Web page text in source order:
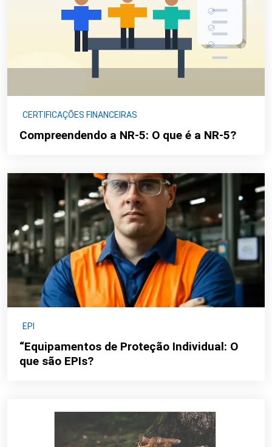
CERTIFICAÇÕES FINANCEIRAS
Compreendendo a NR-5: O que é a NR-5?
EPI
“Equipamentos de Proteção Individual: O
que são EPIs?